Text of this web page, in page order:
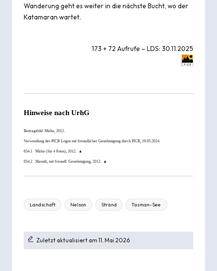
Wanderung geht es weiter in die nächste Bucht, wo der
Katamaran wartet.
173 + 72 Aufrufe – LDS: 30.11.2025
Hinweise nach UrhG
Beitragsbild: Mirke , 2012.
Verwendung des PICR-Logos mit freundlicher Genehmigung durch PICR , 19.05.2024.
654.1 Mirke (für 4 Fotos), 2012. ▲
654.2 Masuth, mit freundl. Genehmigung, 2012. ▲
Tags:
Landschaft Nelson Strand Tasman-See
Zuletzt aktualisiert am 11. Mai 2026